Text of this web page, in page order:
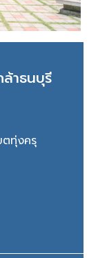
ล้าธนบุรี
ตทุ่งครุ